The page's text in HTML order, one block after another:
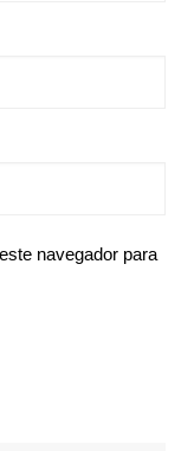
navegador para